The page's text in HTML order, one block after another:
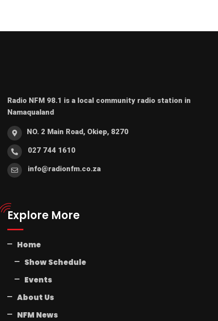
Radio NFM 98.1 is a local community radio station in
Namaqualand
NO. 2 Main Road, Okiep, 8270
027 744 1610
info@radionfm.co.za
Explore More
Home
Show Schedule
Events
About Us
NFM News